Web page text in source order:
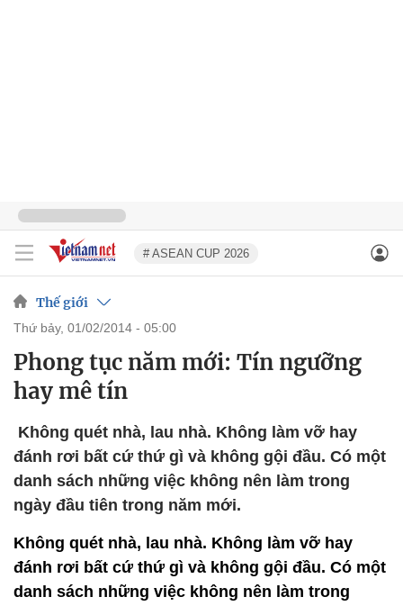
# ASEAN CUP 2026
Thế giới
thứ bảy, 01/02/2014 - 05:00
Phong tục năm mới: Tín ngưỡng
hay mê tín
Không quét nhà, lau nhà. Không làm vỡ hay
đánh rơi bất cứ thứ gì và không gội đầu. Có một
danh sách những việc không nên làm trong
ngày đầu tiên trong năm mới.
Không quét nhà, lau nhà. Không làm vỡ hay
đánh rơi bất cứ thứ gì và không gội đầu. Có một
danh sách những việc không nên làm trong